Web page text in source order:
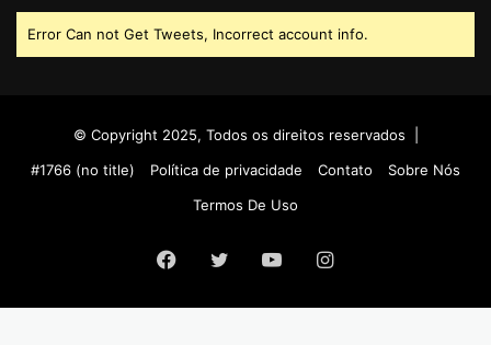
Error Can not Get Tweets, Incorrect account info.
© Copyright 2025, Todos os direitos reservados |
#1766 (no title)
Política de privacidade Contato
Sobre Nós
Termos De Uso
Facebook
Twitter YouTubeInstagram